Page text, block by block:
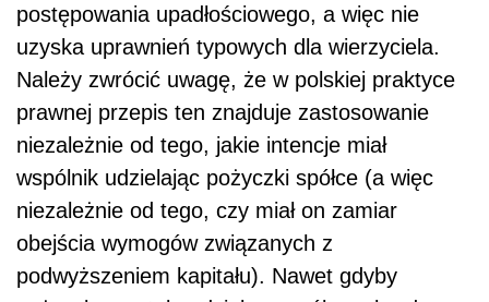
postępowania upadłościowego, a więc nie
uzyska uprawnień typowych dla wierzyciela.
Należy zwrócić uwagę, że w polskiej praktyce
prawnej przepis ten znajduje zastosowanie
niezależnie od tego, jakie intencje miał
wspólnik udzielając pożyczki spółce (a więc
niezależnie od tego, czy miał on zamiar
obejścia wymogów związanych z
podwyższeniem kapitału). Nawet gdyby